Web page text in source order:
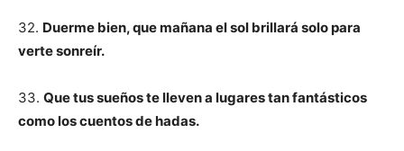
32. Duerme bien, que mañana el sol brillará solo para
verte sonreír.
33. Que tus sueños te lleven a lugares tan fantásticos
como los cuentos de hadas.